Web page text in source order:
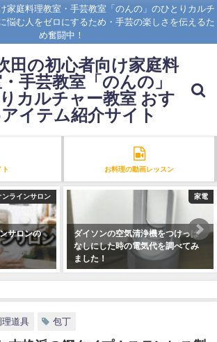
家庭料理教室・手芸教室「のんの」のひとりカルチ
悩む人をゼロにするため・手芸の楽しさを伝えるた
め奮闘中！
田の初心者向け家庭料
手芸教室「のんの」
カルチャー教室 おす
イテム紹介サイト
ト お料理の動画レッスン
ンラインサロン
サロンの
家電
ダイソンの空気清浄機をつけっぱ
なしにした時の電気代を調べてみ
ました！
理道具 包丁